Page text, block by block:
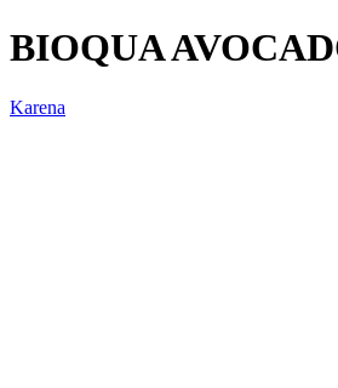
BIOQUA
Karena